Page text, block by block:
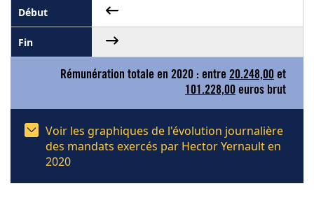
Rémunération totale en 2020 : entre 20.248,00 et
101.228,00 euros brut
Voir les graphiques de l'évolution journalière
des mandats exercés par Hector Yernault en
2020